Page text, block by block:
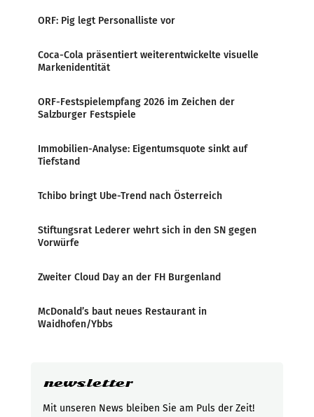
ORF: Pig legt Personalliste vor
Coca-Cola präsentiert weiterentwickelte visuelle
Markenidentität
ORF-Festspielempfang 2026 im Zeichen der
Salzburger Festspiele
Immobilien-Analyse: Eigentumsquote sinkt auf
Tiefstand
Tchibo bringt Ube-Trend nach Österreich
Stiftungsrat Lederer wehrt sich in den SN gegen
Vorwürfe
Zweiter Cloud Day an der FH Burgenland
McDonald’s baut neues Restaurant in
Waidhofen/Ybbs
newsletter
Mit unseren News bleiben Sie am Puls der Zeit!